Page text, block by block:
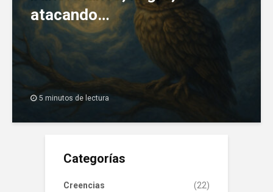
atacando…
5 minutos de lectura
Categorías
Creencias (22)